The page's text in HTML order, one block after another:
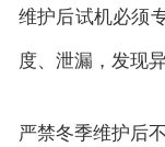
维护后试机必须
度、泄漏，发现
严禁冬季维护后